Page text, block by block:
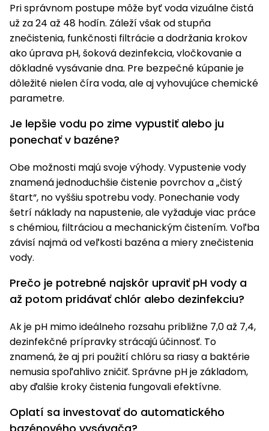
Pri správnom postupe môže byť voda vizuálne čistá
už za 24 až 48 hodín. Záleží však od stupňa
znečistenia, funkčnosti filtrácie a dodržania krokov
ako úprava pH, šoková dezinfekcia, vločkovanie a
dôkladné vysávanie dna. Pre bezpečné kúpanie je
dôležité nielen číra voda, ale aj vyhovujúce chemické
parametre.
Je lepšie vodu po zime vypustiť alebo ju
ponechať v bazéne?
Obe možnosti majú svoje výhody. Vypustenie vody
znamená jednoduchšie čistenie povrchov a „čistý
štart“, no vyššiu spotrebu vody. Ponechanie vody
šetrí náklady na napustenie, ale vyžaduje viac práce
s chémiou, filtráciou a mechanickým čistením. Voľba
závisí najmä od veľkosti bazéna a miery znečistenia
vody.
Prečo je potrebné najskôr upraviť pH vody a
až potom pridávať chlór alebo dezinfekciu?
Ak je pH mimo ideálneho rozsahu približne 7,0 až 7,4,
dezinfekčné prípravky strácajú účinnosť. To
znamená, že aj pri použití chlóru sa riasy a baktérie
nemusia spoľahlivo zničiť. Správne pH je základom,
aby ďalšie kroky čistenia fungovali efektívne.
Oplatí sa investovať do automatického